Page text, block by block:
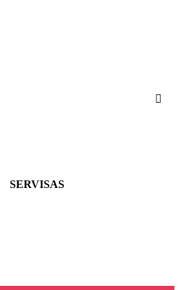
SERVISAS